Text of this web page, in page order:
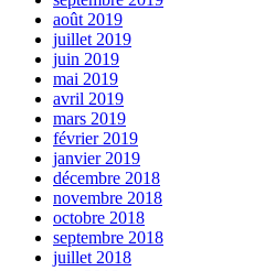
août 2019
juillet 2019
juin 2019
mai 2019
avril 2019
mars 2019
février 2019
janvier 2019
décembre 2018
novembre 2018
octobre 2018
septembre 2018
juillet 2018